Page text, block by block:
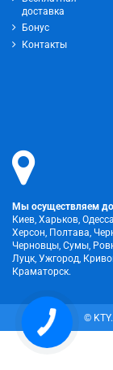
доставка
Бонус
Контакты
Мы осуществляем
Киев, Харьков,
Херсон, Полтава,
Черновцы, Сумы,
Луцк, Ужгород,
Краматорск.
©
КНОПКА
ЗВ'ЯЗКУ